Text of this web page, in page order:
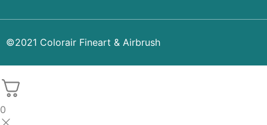
©2021 Colorair Fineart & Airbrush
0